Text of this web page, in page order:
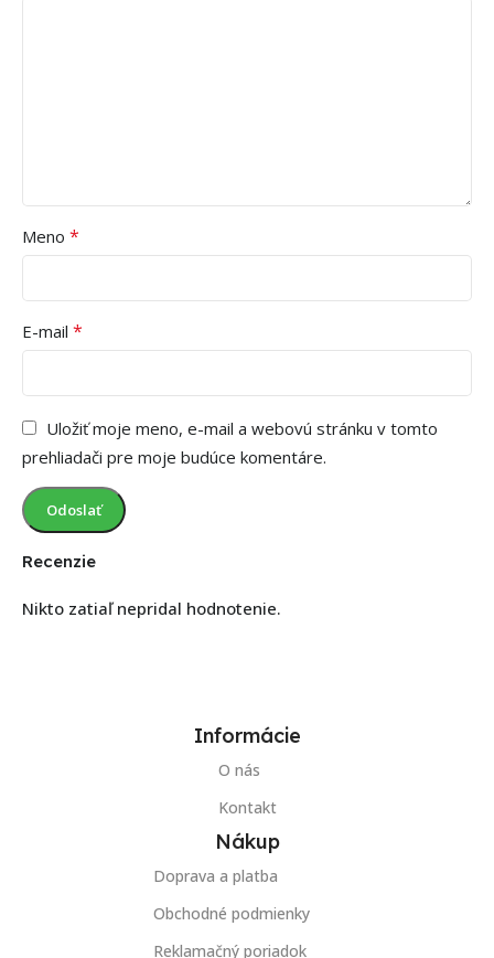
Recenzie
Nikto zatiaľ nepridal hodnotenie.
Meno *
E-mail *
Uložiť moje meno, e-mail a webovú stránku v tomto
prehliadači pre moje budúce komentáre.
Informácie
O nás
Kontakt
Nákup
Doprava a platba
Obchodné podmienky
Reklamačný poriadok